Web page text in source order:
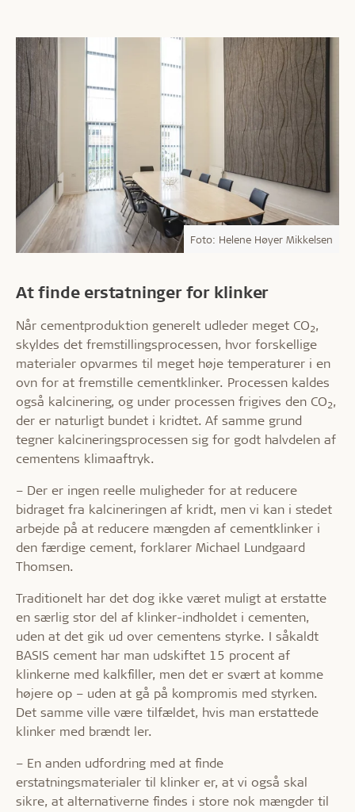
Foto: Helene Høyer Mikkelsen
At finde erstatninger for klinker
Når cementproduktion generelt udleder meget CO2,
skyldes det fremstillingsprocessen, hvor forskellige
materialer opvarmes til meget høje temperaturer i en
ovn for at fremstille cementklinker. Processen kaldes
også kalcinering, og under processen frigives den CO2,
der er naturligt bundet i kridtet. Af samme grund
tegner kalcineringsprocessen sig for godt halvdelen af
cementens klimaaftryk.
– Der er ingen reelle muligheder for at reducere
bidraget fra kalcineringen af kridt, men vi kan i stedet
arbejde på at reducere mængden af cementklinker i
den færdige cement, forklarer Michael Lundgaard
Thomsen.
Traditionelt har det dog ikke været muligt at erstatte
en særlig stor del af klinker-indholdet i cementen,
uden at det gik ud over cementens styrke. I såkaldt
BASIS cement har man udskiftet 15 procent af
klinkerne med kalkfiller, men det er svært at komme
højere op – uden at gå på kompromis med styrken.
Det samme ville være tilfældet, hvis man erstattede
klinker med brændt ler.
– En anden udfordring med at finde
erstatningsmaterialer til klinker er, at vi også skal
sikre, at alternativerne findes i store nok mængder til